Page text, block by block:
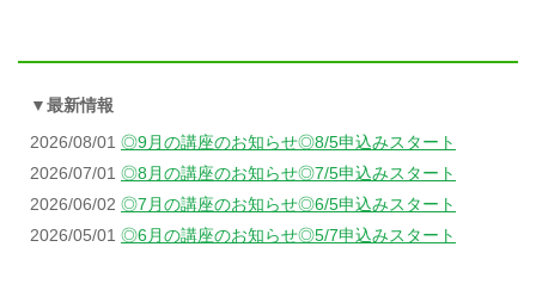
▼最新情報
2026/08/01 ◎9月の講座のお知らせ◎8/5申込みスタート
2026/07/01 ◎8月の講座のお知らせ◎7/5申込みスタート
2026/06/02 ◎7月の講座のお知らせ◎6/5申込みスタート
2026/05/01 ◎6月の講座のお知らせ◎5/7申込みスタート